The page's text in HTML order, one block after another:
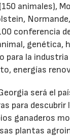
animales),
conferencia
genética,
para la
energías
será el
para
ganaderos
plantas